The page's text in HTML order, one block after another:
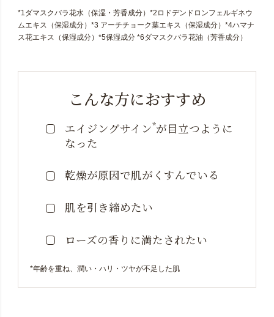
*1ダマスクバラ花水（保湿・芳香成分）*2ロドデンドロンフェルギネウ
ムエキス（保湿成分）*3 アーチチョーク葉エキス（保湿成分）*4ハマナ
ス花エキス（保湿成分）*5保湿成分 *6ダマスクバラ花油（芳香成分）
こんな方におすすめ
エイジングサイン*が目立つように
なった
乾燥が原因で肌がくすんでいる
肌を引き締めたい
ローズの香りに満たされたい
*年齢を重ね、潤い・ハリ・ツヤが不足した肌